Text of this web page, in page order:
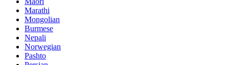
Marathi
Mongolian
Burmese
Nepali
Norwegian
Pashto